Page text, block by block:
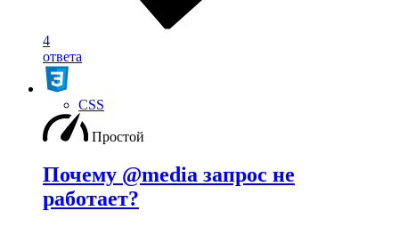
4
ответа
CSS
Простой
Почему @media запрос не
работает?